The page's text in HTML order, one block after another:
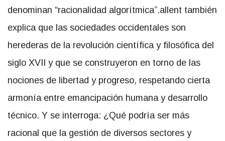
denominan “racionalidad algorítmica”.allent también
explica que las sociedades occidentales son
herederas de la revolución científica y filosófica del
siglo XVII y que se construyeron en torno de las
nociones de libertad y progreso, respetando cierta
armonía entre emancipación humana y desarrollo
técnico. Y se interroga: ¿Qué podría ser más
racional que la gestión de diversos sectores y